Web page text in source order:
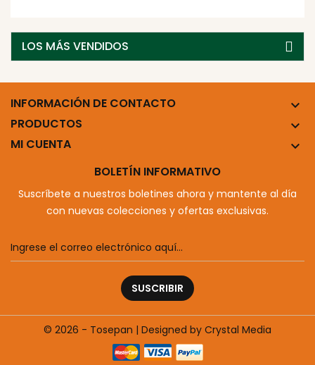
LOS MÁS VENDIDOS
INFORMACIÓN DE CONTACTO 
PRODUCTOS 
MI CUENTA 
BOLETÍN INFORMATIVO
Suscríbete a nuestros boletines ahora y mantente al día
con nuevas colecciones y ofertas exclusivas.
SUSCRIBIR
© 2026 - Tosepan | Designed by Crystal Media